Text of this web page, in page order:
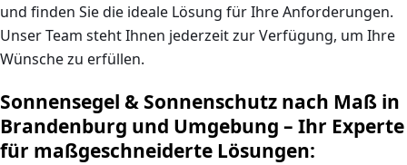
und finden Sie die ideale Lösung für Ihre Anforderungen.
Unser Team steht Ihnen jederzeit zur Verfügung, um Ihre
Wünsche zu erfüllen.
Sonnensegel & Sonnenschutz nach Maß in
Brandenburg und Umgebung – Ihr Experte
für maßgeschneiderte Lösungen: